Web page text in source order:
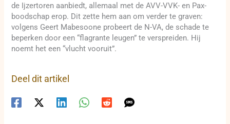
de Ijzertoren aanbiedt, allemaal met de AVV-VVK- en Pax-
boodschap erop. Dit zette hem aan om verder te graven:
volgens Geert Mabesoone probeert de N-VA, de schade te
beperken door een “flagrante leugen” te verspreiden. Hij
noemt het een “vlucht vooruit”.
Deel dit artikel